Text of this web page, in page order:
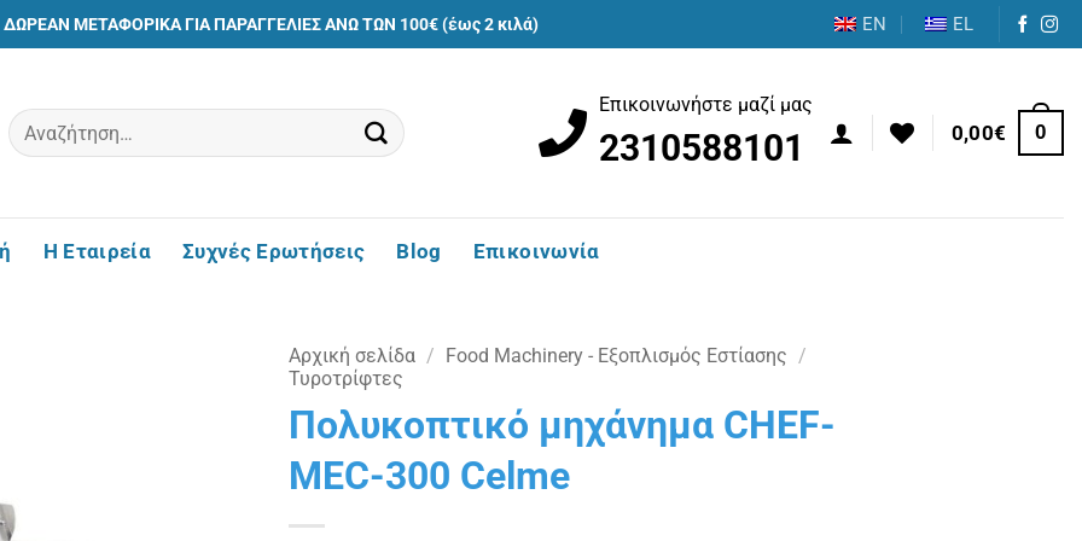
ΔΩΡΕΑΝ ΜΕΤΑΦΟΡΙΚΑ ΓΙΑ ΠΑΡΑΓΓΕΛΙΕΣ ΑΝΩ ΤΩΝ 100€ (έως 2 κιλά) EN EL
Αναζήτηση
για:
Επικοινωνήστε μαζί μας
2310588101 0,00€ 0
Η Εταιρεία Συχνές Ερωτήσεις Blog Επικοινωνία
Αρχική σελίδα / Food Machinery - Εξοπλισμός Εστίασης /
Τυροτρίφτες
Πολυκοπτικό μηχάνημα CHEF-
MEC-300 Celme